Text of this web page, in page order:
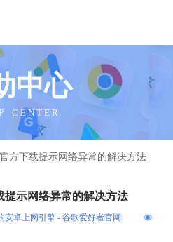
中心
C E N T E R
方下载提示网络异常的解决方法
提示网络异常的解决方法
安卓上网引擎 - 谷歌爱好者官网